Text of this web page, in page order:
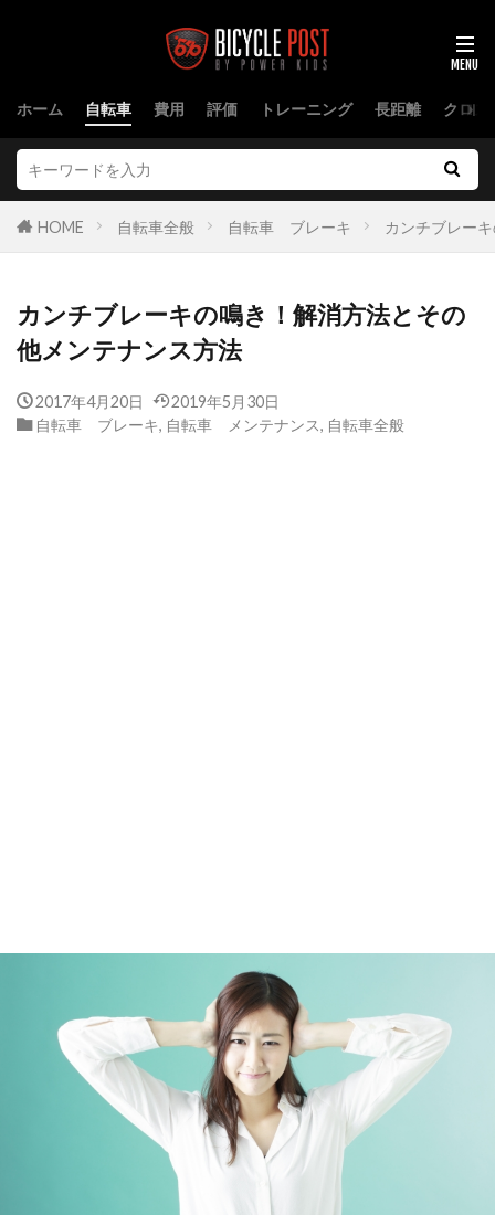
ホーム 自転車 費用 評価 トレーニング 長距離 クロス
HOME 自転車全般 自転車 ブレーキ カンチブレー
カンチブレーキの鳴き！解消方法とその
他メンテナンス方法
2017年4月20日
2019年5月30日
自転車 ブレーキ, 自転車 メンテナンス, 自転車全般